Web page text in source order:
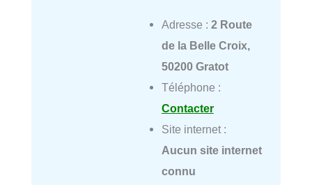
Adresse : 2 Route
de la Belle Croix,
50200 Gratot
Téléphone :
Contacter
Site internet :
Aucun site internet
connu